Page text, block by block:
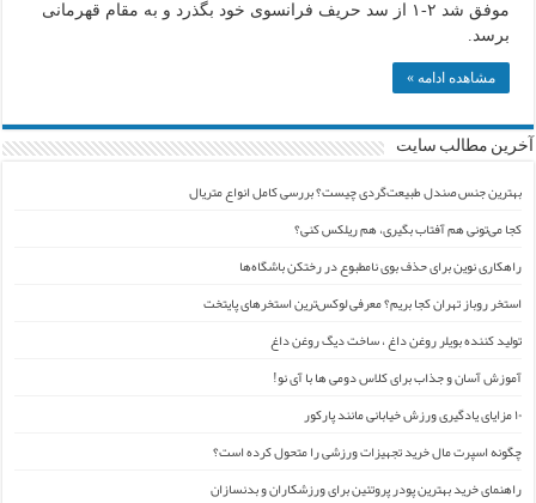
موفق شد ۲-۱ از سد حریف فرانسوی خود بگذرد و به مقام قهرمانی
برسد.
مشاهده ادامه »
آخرین مطالب سایت
بهترین جنس صندل طبیعت‌گردی چیست؟ بررسی کامل انواع متریال
کجا می‌تونی هم آفتاب بگیری، هم ریلکس کنی؟
راهکاری نوین برای حذف بوی نامطبوع در رختکن باشگاه‌ها
استخر روباز تهران کجا بریم؟ معرفی لوکس‌ترین استخرهای پایتخت
تولید کننده بویلر روغن داغ ، ساخت دیگ روغن داغ
آموزش آسان و جذاب برای کلاس دومی ها با آی نو!
۱۰ مزایای یادگیری ورزش خیابانی مانند پارکور
چگونه اسپرت مال خرید تجهیزات ورزشی را متحول کرده است؟
راهنمای خرید بهترین پودر پروتئین برای ورزشکاران و بدنسازان